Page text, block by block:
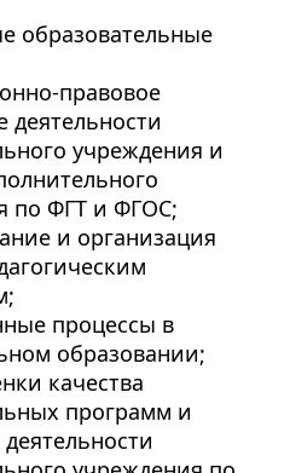
образовательные
правовое
деятельности
учреждения и
по ФГТ и ФГОС;
и организация
процессы в
образовании;
качества
программ и